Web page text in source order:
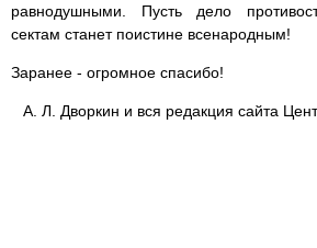
равнодушными. Пусть дело
сектам станет поистине всенародным!
Заранее - огромное спасибо!
А. Л. Дворкин и вся редакция сайта